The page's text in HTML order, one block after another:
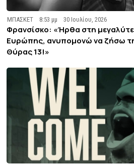
ΜΠΑΣΚΕΤ 8:53 μμ 30 Ιουλίου, 2026
Φρανσίσκο: «Ήρθα στη
Ευρώπης, ανυπομονώ να ζήσω
Θύρας 13!»